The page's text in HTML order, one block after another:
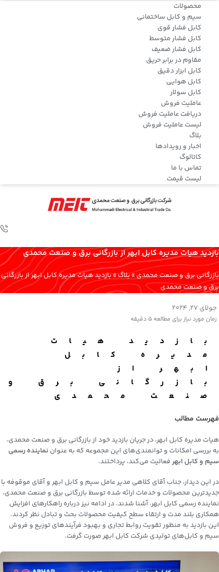
محصولات
سیم و کابل ساختمانی
کابل فشار قوی
کابل فشار متوسط
کابل فشار ضعیف
مقاوم در برابر حریق
کابل ابزار دقیق
کابل هوایی
کابل سولار
عاملیت فروش
دریافت عاملیت فروش
لیست عاملیت فروش
بلاگ
اخبار و رویدادها
کاتالوگ
تماس با ما
لیست قیمت
بازدید هیات مدیره کابل ابهر از بازرگانی برق و صنعت محمدی
بازرگانی برق و صنعت محمدی»بلاگ»بازدید هیات مدیره کابل ابهر از بازرگانی
برق و صنعت محمدی
جولای 27, 2024
زمان مورد نیاز برای مطالعه 5 دقیقه
بازدید هیات
مدیره کابل
ابهر از
بازرگانی برق و
صنعت محمدی
فهرست مطالب
هیات مدیره کابل ابهر، در جریان بازدید خود از بازرگانی برق و صنعت محمدی،
به بررسی امکانات و توانمندی‌های این مجموعه که به عنوان نماینده رسمی
سیم و کابل ابهرفعالیت می‌کند، پرداختند.
در این دیدار، جناب آقای کلاهی مدیر عامل سیم و کابل ابهر و آقای موقوفه با
جدیدترین محصولات و خدمات ارائه شده توسط بازرگانی برق و صنعت محمدی،
نماینده رسمی کابل ابهر، آشنا شدند. در ادامه نیز درباره راهکارهای افزایش
همکاری بلند مدت و ارتقاء سطح کیفیت محصولات بحث و تبادل نظر کردند.
این بازدید به منظور تقویت روابط تجاری و بهبود فرآیندهای توزیع و فروش
سیم و کابل‌های تولیدی شرکت کابل ابهرصورت گرفت.